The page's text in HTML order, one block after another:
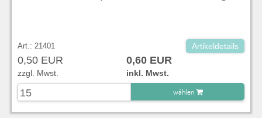
Art.: 21401 Artikeldetails
0,50 EUR 0,60 EUR
zzgl. Mwst.
inkl. Mwst.
wählen